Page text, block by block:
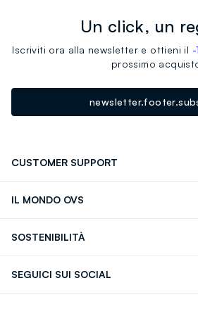
Un click, un
Iscriviti ora alla newsletter e ottieni il
prossimo
CUSTOMER SUPPORT
IL MONDO OVS
Giftcard
SOSTENIBILITÀ
SEGUICI SUI SOCIAL